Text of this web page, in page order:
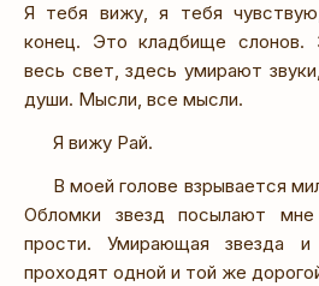
Я тебя вижу, я тебя
конец. Это кладбище слонов.
весь свет, здесь умирают
души. Мысли, все мысли.
Я вижу Рай.
В моей голове взрывается
Обломки звезд посылают мне
прости. Умирающая звезда
проходят одной и той же